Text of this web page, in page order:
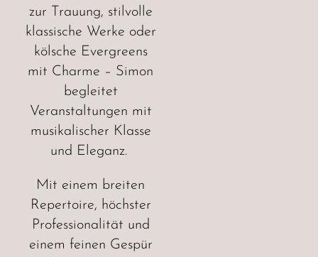
zur Trauung, stilvolle
klassische Werke oder
kölsche Evergreens
mit Charme – Simon
begleitet
Veranstaltungen mit
musikalischer Klasse
und Eleganz.
Mit einem breiten
Repertoire, höchster
Professionalität und
einem feinen Gespür